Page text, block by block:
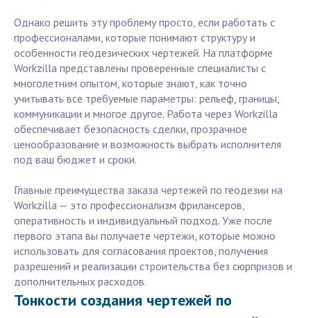
Однако решить эту проблему просто, если работать с
профессионалами, которые понимают структуру и
особенности геодезических чертежей. На платформе
Workzilla представлены проверенные специалисты с
многолетним опытом, которые знают, как точно
учитывать все требуемые параметры: рельеф, границы,
коммуникации и многое другое. Работа через Workzilla
обеспечивает безопасность сделки, прозрачное
ценообразование и возможность выбрать исполнителя
под ваш бюджет и сроки.
Главные преимущества заказа чертежей по геодезии на
Workzilla — это профессионализм фрилансеров,
оперативность и индивидуальный подход. Уже после
первого этапа вы получаете чертежи, которые можно
использовать для согласования проектов, получения
разрешений и реализации строительства без сюрпризов и
дополнительных расходов.
Тонкости создания чертежей по